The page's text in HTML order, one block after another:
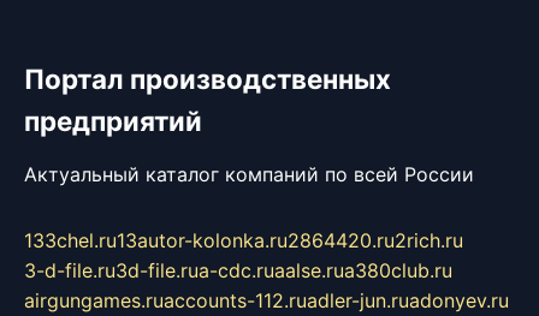
Портал производственных
предприятий
Актуальный каталог компаний по всей России
133chel.ru13autor-kolonka.ru2864420.ru2rich.ru
3-d-file.ru3d-file.rua-cdc.ruaalse.rua380club.ru
airgungames.ruaccounts-112.ruadler-jun.ruadonyev.ru